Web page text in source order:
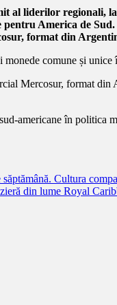
al liderilor regionali,
pentru America de Sud.
format din
comune și
Mercosur, format
americane în politica
Cultura
din lume Royal